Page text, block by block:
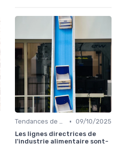
Tendances de consommation • 09/10/2025
Les lignes directrices de
l'industrie alimentaire sont-